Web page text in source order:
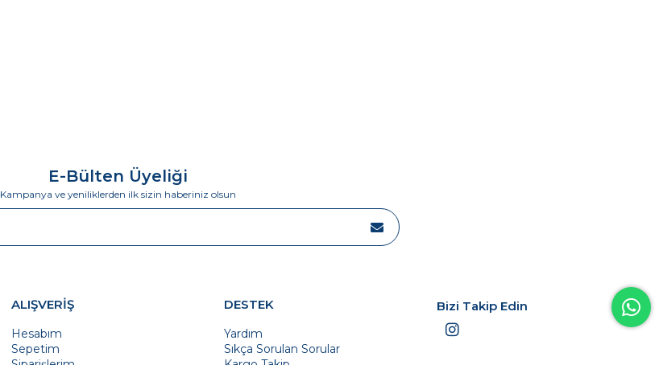
E-Bülten Üyeliği
Kampanya ve yeniliklerden ilk sizin haberiniz olsun
ALIŞVERİŞ
Hesabım
Sepetim
DESTEK
Yardım
Sıkça Sorulan Sorular
Bizi Takip Edin